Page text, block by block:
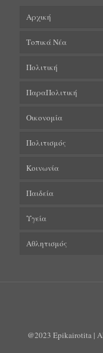
Αρχική
Τοπικά Νέα
Πολιτική
ΠαραΠολιτική
Οικονομία
Πολιτισμός
Κοινωνία
Παιδεία
Υγεία
Αθλητισμός
@2023 Epikairotita |